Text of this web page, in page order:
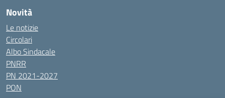
Novità
Le notizie
Circolari
Albo Sindacale
PNRR
PN 2021-2027
PON